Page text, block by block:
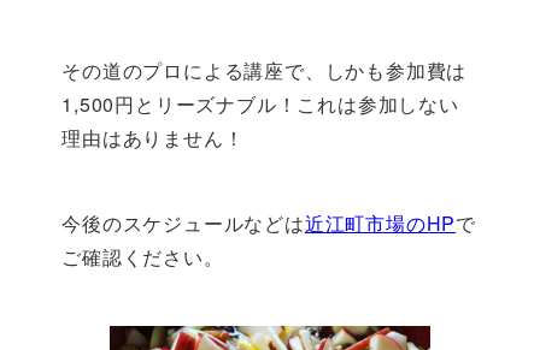
その道のプロによる講座で、しかも参加費は
1,500円とリーズナブル！これは参加しない
理由はありません！
今後のスケジュールなどは近江町市場のHPで
ご確認ください。